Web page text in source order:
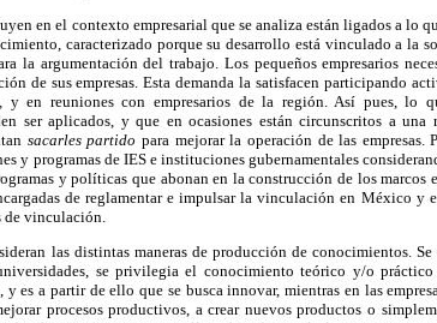
en el contexto empresarial que se analiza están ligados a lo
caracterizado porque su desarrollo está vinculado a la
la argumentación del trabajo. Los pequeños empresarios
de sus empresas. Esta demanda la satisfacen participando
y en reuniones con empresarios de la región. Así pues,
ser aplicados, y que en ocasiones están circunscritos a
sacarles partido para mejorar la operación de las
y programas de IES e instituciones gubernamentales
y políticas que abonan en la construcción de los
de reglamentar e impulsar la vinculación en México y
de vinculación.
las distintas maneras de producción de conocimientos.
se privilegia el conocimiento teórico y/o práctico
es a partir de ello que se busca innovar, mientras en las
procesos productivos, a crear nuevos productos o